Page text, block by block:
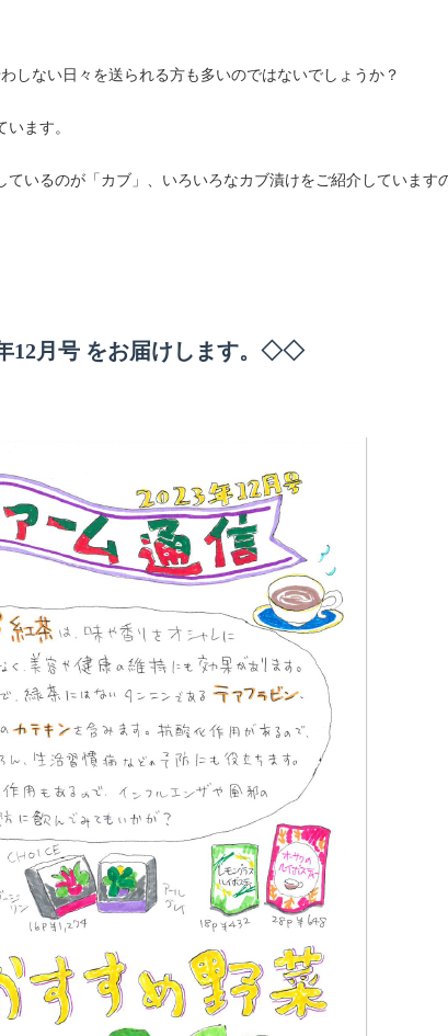
しない日々を送られる方も多いのではないでしょうか？
ます。
いるのが「カブ」、いろいろなカブ漬けをご紹介しています
12月号 をお届けします。◇◇